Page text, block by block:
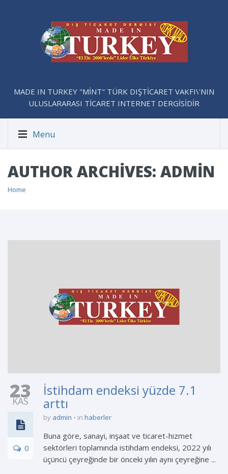
MADE IN TURKEY "MİNT" TÜRK DIŞTİCARET VAKFI\'NIN
ULUSLARARASI TİCARET INTERNET DERGİSİDİR
Menu
AUTHOR ARCHIVES: ADMIN
Home
23
KAS
0
İstihdam endeksi yüzde 7.1
arttı
by admin in haberler
Buna göre, sanayi, inşaat ve ticaret-hizmet
sektörleri toplamında istihdam endeksi, 2022 yılı
üçüncü çeyreğinde bir önceki yılın aynı çeyreğine ...